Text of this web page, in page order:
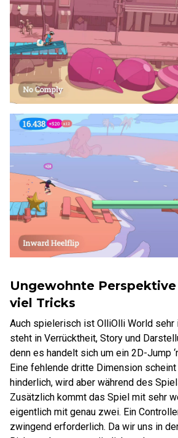
Ungewohnte
viel Tricks
Auch spielerisch ist OlliOlli World sehr
steht in Verrücktheit, Story und
denn es handelt sich um ein 2D-Jump
Eine fehlende dritte Dimension
hinderlich, wird aber während des
Zusätzlich kommt das Spiel mit sehr
eigentlich mit genau zwei. Ein
zwingend erforderlich. Da wir uns in